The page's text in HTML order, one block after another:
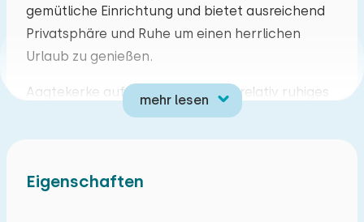
gemütliche Einrichtung und bietet ausreichend
Privatsphäre und Ruhe um einen herrlichen
Urlaub zu genießen.
Aagtekerke auf Walcheren ist ein relativ ruhiges
Dorf. Hier lässt sich’s gut leben! Auf Walcheren
kann man lange Radtouren machen. Es gibt viele
Naturgebieten und pittoresken Dörfern. In der
mehr lesen
10 11 12 13 14 15 16
17 18 19
Eigenschaften